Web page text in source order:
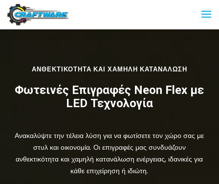
ΑΝΘΕΚΤΙΚΟΤΗΤΑ ΚΑΙ ΧΑΜΗΛΗ ΚΑΤΑΝΑΛΩΣΗ
Φωτεινές Επιγραφές Neon Flex με
LED Τεχνολογία
Ανακαλύψτε την τέλεια λύση για να φωτίσετε τον χώρο σας με
στυλ και οικονομία. Οι επιγραφές μας συνδυάζουν
ανθεκτικότητα και χαμηλή κατανάλωση ενέργειας, ιδανικές για
κάθε επιχείρηση ή ιδιώτη.